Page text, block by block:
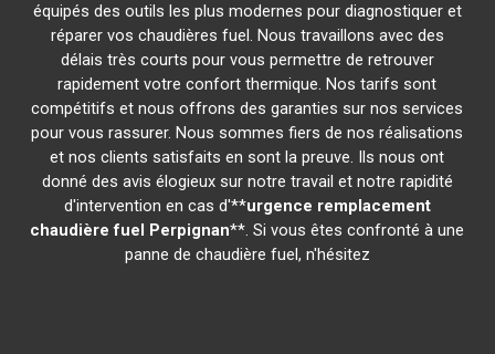
équipés des outils les plus modernes pour diagnostiquer et
réparer vos chaudières fuel. Nous travaillons avec des
délais très courts pour vous permettre de retrouver
rapidement votre confort thermique. Nos tarifs sont
compétitifs et nous offrons des garanties sur nos services
pour vous rassurer. Nous sommes fiers de nos réalisations
et nos clients satisfaits en sont la preuve. Ils nous ont
donné des avis élogieux sur notre travail et notre rapidité
d'intervention en cas d'**urgence remplacement
chaudière fuel Perpignan**. Si vous êtes confronté à une
panne de chaudière fuel, n'hésitez